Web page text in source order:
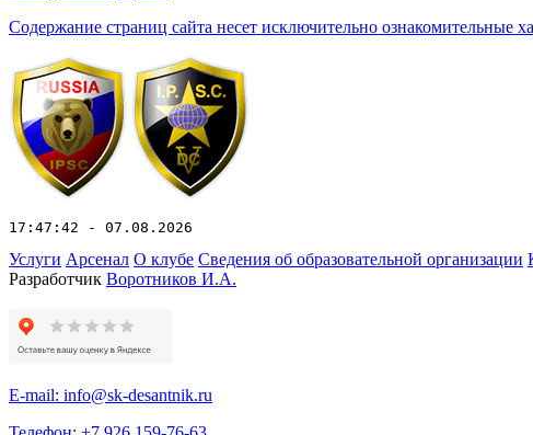
Содержание страниц сайта несет исключительно ознакомительные
17:47:42 - 07.08.2026
Услуги Арсенал О клубе Сведения об образовательной организации
Разработчик Воротников И.А.
E-mail: info@sk-desantnik.ru